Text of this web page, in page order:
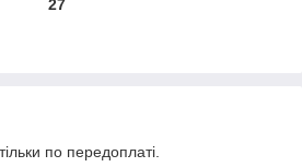
27
по передоплаті.